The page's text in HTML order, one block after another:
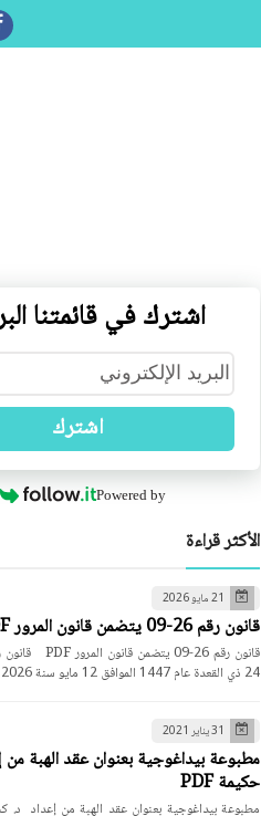
اشترك في قائمتنا
اشترك
Powered by
الأكثر قراءة
21 مايو 2026
قانون رقم 26-09 يتضمن قانون المرور PDF
24 ذي القعدة عام 1447 الموافق 12 مايو سنة 2026، يتضمن …
31 يناير 2021
مطبوعة بيداغوجية بعنوان عقد الهبة
حكيمة PDF